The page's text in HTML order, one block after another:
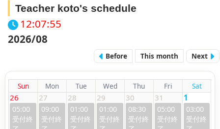
Teacher koto's schedule
12:07:56
2026/08
Before This month Next
Sun Mon Tue Wed Thu Fri Sat
26
05:00
27
09:00
28
01:00
29
01:00
30
08:30
31
05:00
1
03:00